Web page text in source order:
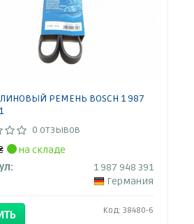
РЕМЕНЬ BOSCH 1 987
0 отзывов
на складе
1 987 948 391
Германия
Код: 38480-6